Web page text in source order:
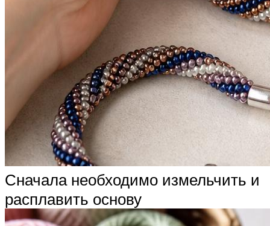
Сначала необходимо измельчить и
расплавить основу